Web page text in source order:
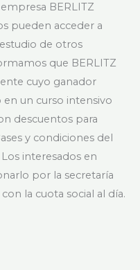
BERLITZ
pueden acceder a
de otros
que BERLITZ
cuyo ganador
un curso intensivo
descuentos para
y condiciones del
interesados en
por la secretaría
la cuota social al día.